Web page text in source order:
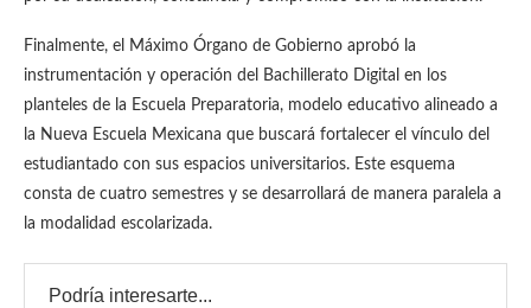
Finalmente, el Máximo Órgano de Gobierno aprobó la
instrumentación y operación del Bachillerato Digital en los
planteles de la Escuela Preparatoria, modelo educativo alineado a
la Nueva Escuela Mexicana que buscará fortalecer el vínculo del
estudiantado con sus espacios universitarios. Este esquema
consta de cuatro semestres y se desarrollará de manera paralela a
la modalidad escolarizada.
Podría interesarte...